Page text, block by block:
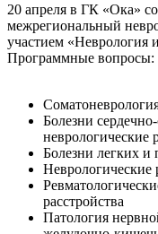
20 апреля в ГК «Ока»
межрегиональный
участием «Неврология
Программные вопросы:
Болезни
неврологические
Болезни легких и
Неврологические
расстройства
Патология